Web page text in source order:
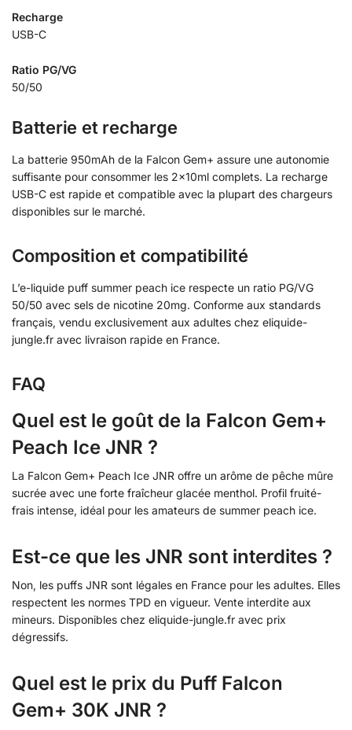
Recharge
USB-C
Ratio PG/VG
50/50
Batterie et recharge
La batterie 950mAh de la Falcon Gem+ assure une autonomie
suffisante pour consommer les 2x10ml complets. La recharge
USB-C est rapide et compatible avec la plupart des chargeurs
disponibles sur le marché.
Composition et compatibilité
L’e-liquide puff summer peach ice respecte un ratio PG/VG
50/50 avec sels de nicotine 20mg. Conforme aux standards
français, vendu exclusivement aux adultes chez eliquide-
jungle.fr avec livraison rapide en France.
FAQ
Quel est le goût de la Falcon Gem+
Peach Ice JNR ?
La Falcon Gem+ Peach Ice JNR offre un arôme de pêche mûre
sucrée avec une forte fraîcheur glacée menthol. Profil fruité-
frais intense, idéal pour les amateurs de summer peach ice.
Est-ce que les JNR sont interdites ?
Non, les puffs JNR sont légales en France pour les adultes. Elles
respectent les normes TPD en vigueur. Vente interdite aux
mineurs. Disponibles chez eliquide-jungle.fr avec prix
dégressifs.
Quel est le prix du Puff Falcon
Gem+ 30K JNR ?